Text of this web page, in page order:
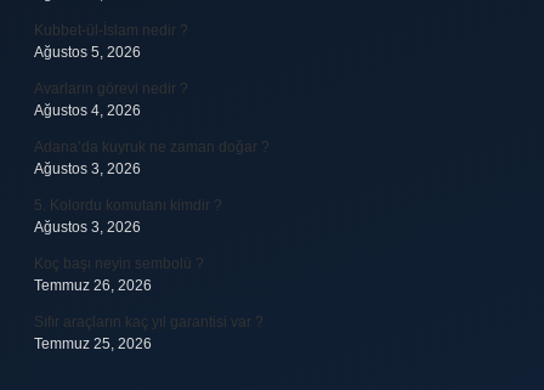
Kubbet-ül-İslam nedir ?
Ağustos 5, 2026
Avarların görevi nedir ?
Ağustos 4, 2026
Adana’da kuyruk ne zaman doğar ?
Ağustos 3, 2026
5. Kolordu komutanı kimdir ?
Ağustos 3, 2026
Koç başı neyin sembolü ?
Temmuz 26, 2026
Sıfır araçların kaç yıl garantisi var ?
Temmuz 25, 2026